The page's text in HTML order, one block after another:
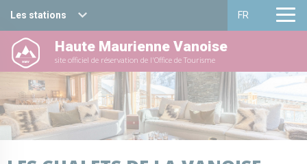
Les stations
Haute Maurienne Vanoise
Valfréjus
La Norma
Aussois
FR
Français
English
Haute Maurienne Vanoise
site officiel de réservation de l'Office de Tourisme